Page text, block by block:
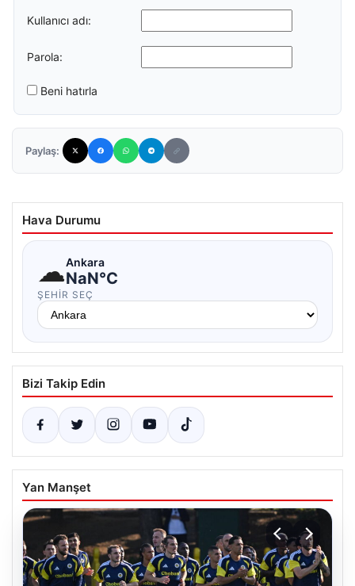
Kullanıcı adı:
Parola:
Beni hatırla
Paylaş:
Hava Durumu
☁Ankara
NaN°C
ŞEHIR SEÇ
Bizi Takip Edin
Yan Manşet